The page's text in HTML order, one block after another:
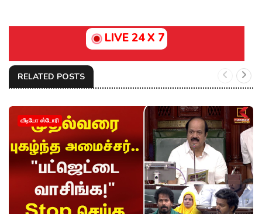
LIVE 24 X 7
RELATED POSTS
வீடியோ ஸ்டோரி